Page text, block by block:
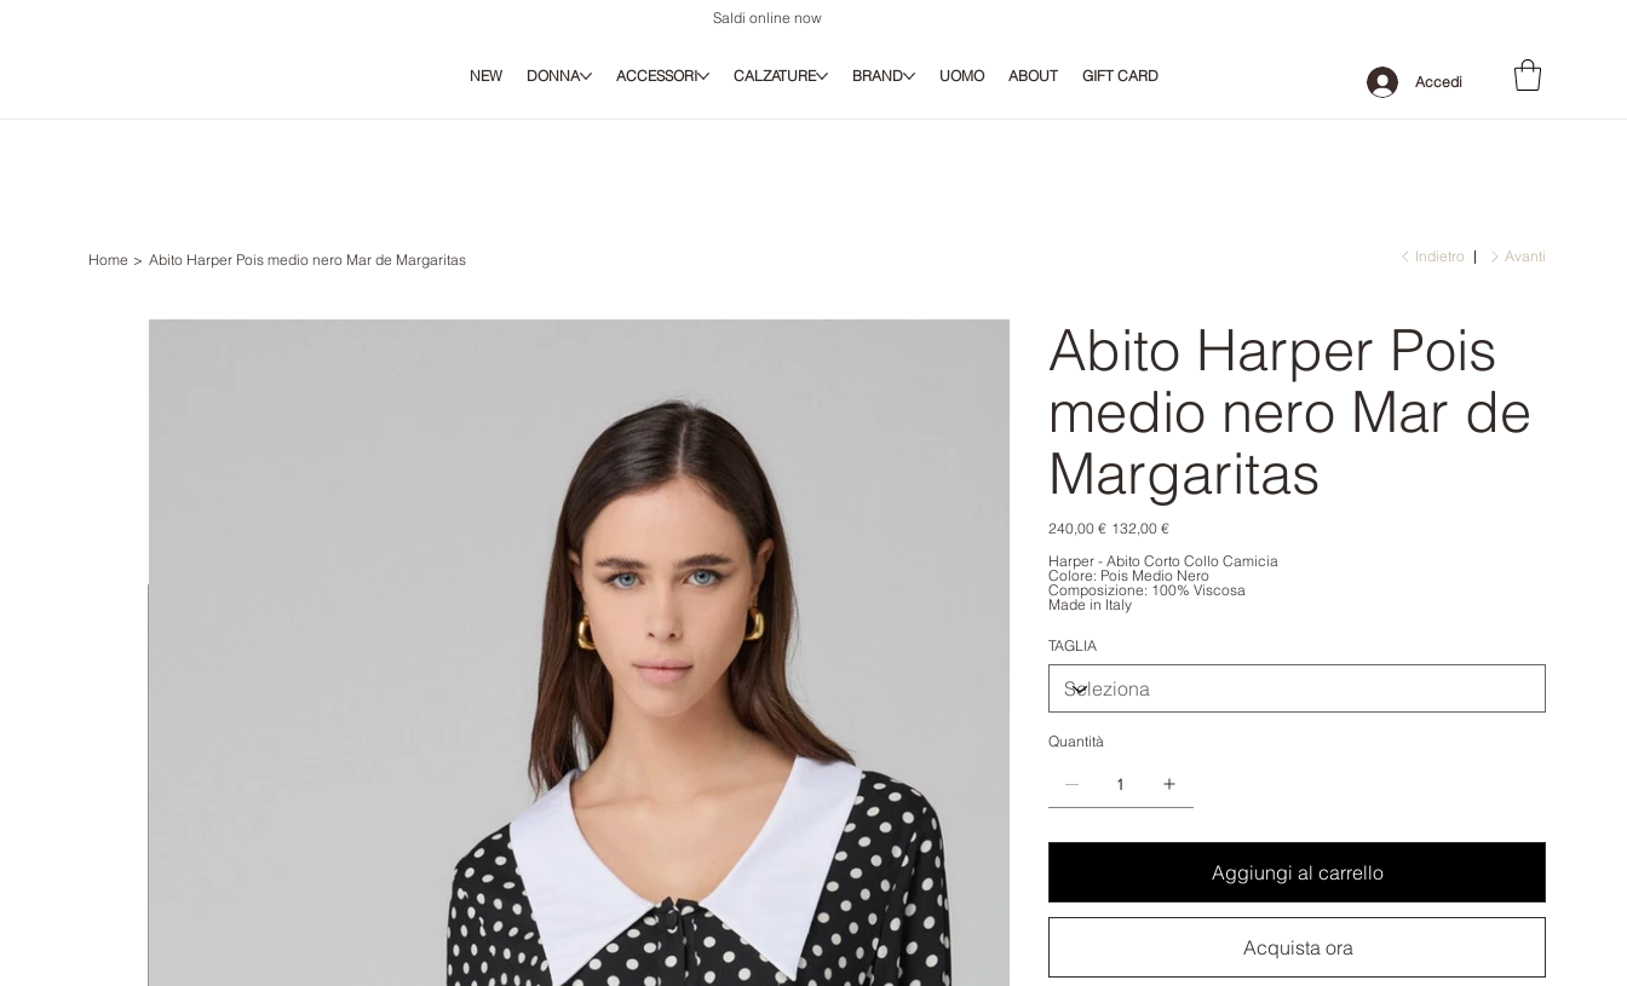
Saldi online now
Accedi
NEW DONNA ACCESSORI CALZATURE BRAND UOMO ABOUT GIFT CARD
Home > Abito Harper Pois medio nero Mar de Margaritas Indietro Avanti
Abito Harper Pois
medio nero Mar de
Margaritas
Prezzo
originale
240,00 € Prezzo
scontato
132,00 €
Harper - Abito Corto Collo Camicia
Colore: Pois Medio Nero
Composizione: 100% Viscosa
Made in Italy
TAGLIA
Quantità
Aggiungi al carrello
Acquista ora